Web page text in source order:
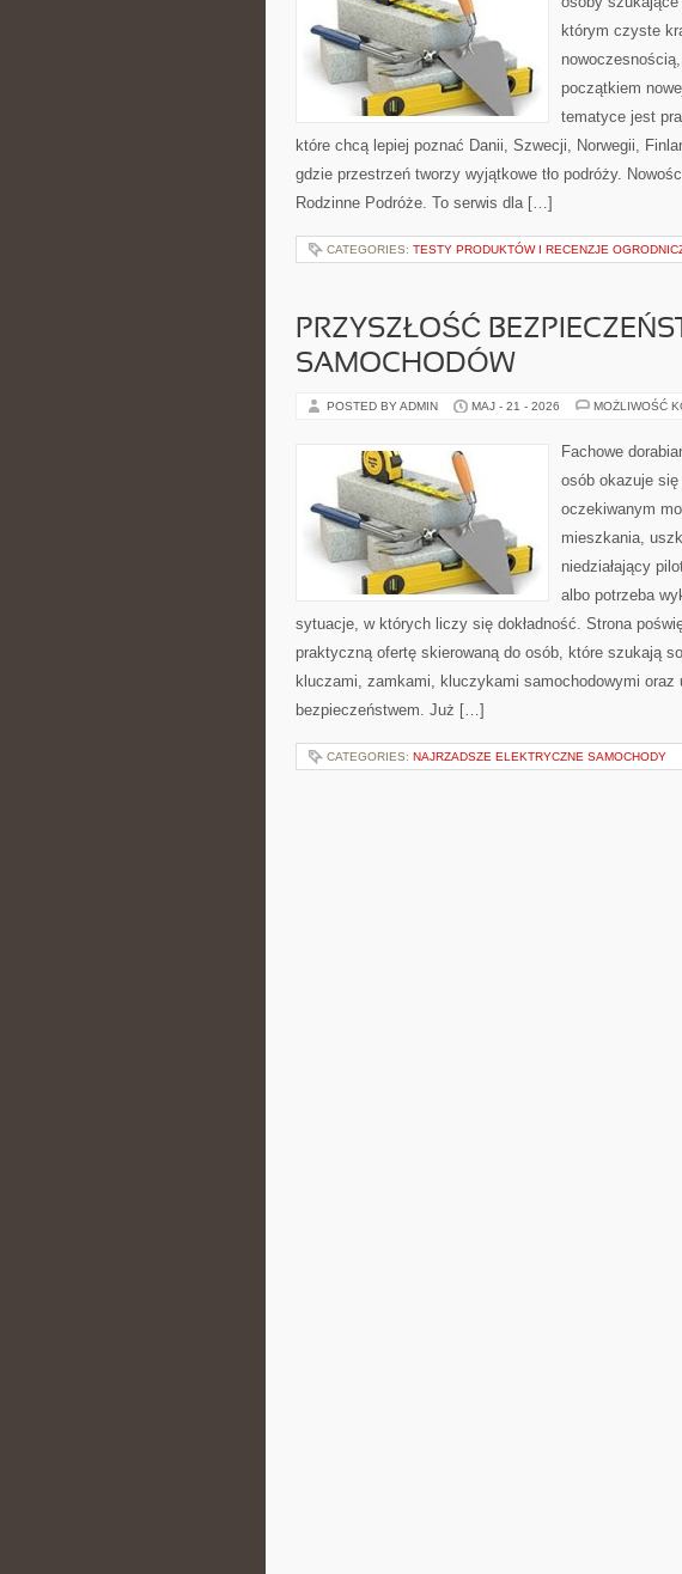
którym czyste
początkiem
tematyce jest
które chcą lepiej poznać Danii, Szwecji, Norwegii,
gdzie przestrzeń tworzy wyjątkowe tło podróży.
Rodzinne Podróże. To serwis dla […]
CATEGORIES: TESTY PRODUKTÓW I RECENZJE
PRZYSZŁOŚĆ
SAMOCHODÓW
POSTED BY ADMIN MAJ - 21 - 2026 MOŻLIWOŚĆ
Fachowe
osób okazuje
oczekiwanym
mieszkania,
niedziałający
albo potrzeba
sytuacje, w których liczy się dokładność. Strona
praktyczną ofertę skierowaną do osób, które szukają
kluczami, zamkami, kluczykami samochodowymi oraz
bezpieczeństwem. Już […]
CATEGORIES: NAJRZADSZE ELEKTRYCZNE SAMOCHODY